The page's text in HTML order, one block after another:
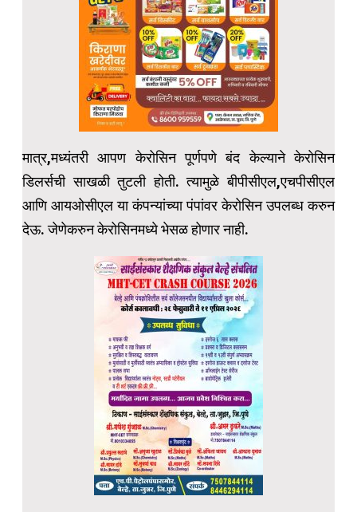
मात्र,मध्यंतरी आपण केरोसिन पूर्णपणे बंद केल्याने केरोसिन
डिलर्सची साखळी तुटली होती. त्यामुळे बीपीसीएल,एचपीसीएल
आणि आयओसीएल या कंपन्यांच्या पंपांवर केरोसिन उपलब्ध करुन
देऊ. जेणेकरुन केरोसिनमध्ये भेसळ होणार नाही.